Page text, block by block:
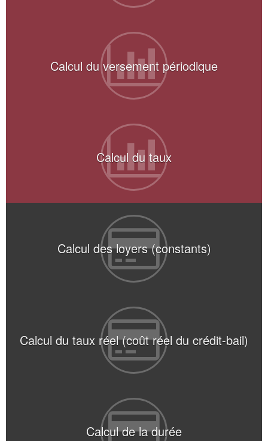
Calcul du versement périodique
Calcul du taux
Calcul des loyers (constants)
Calcul du taux réel (coût réel du crédit-bail)
Calcul de la durée